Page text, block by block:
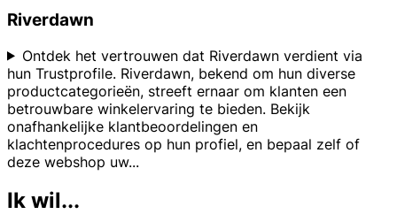
Riverdawn
Ontdek het vertrouwen dat Riverdawn verdient via
hun Trustprofile. Riverdawn, bekend om hun diverse
productcategorieën, streeft ernaar om klanten een
betrouwbare winkelervaring te bieden. Bekijk
onafhankelijke klantbeoordelingen en
klachtenprocedures op hun profiel, en bepaal zelf of
deze webshop uw...
Ik wil...